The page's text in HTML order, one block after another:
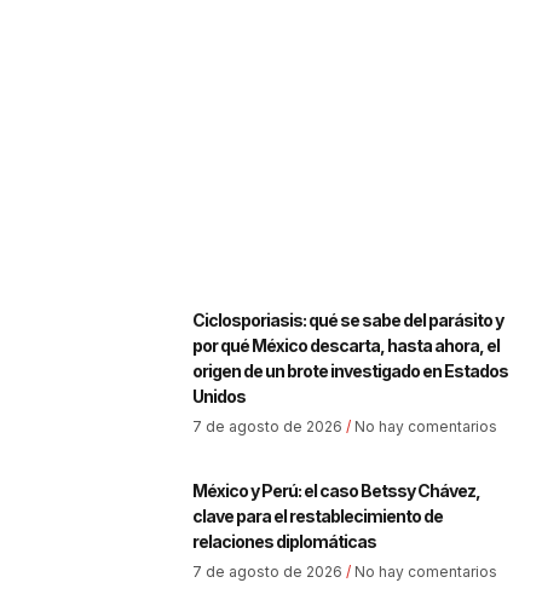
Ciclosporiasis: qué se sabe del parásito y
por qué México descarta, hasta ahora, el
origen de un brote investigado en Estados
Unidos
7 de agosto de 2026 No hay comentarios
México y Perú: el caso Betssy Chávez,
clave para el restablecimiento de
relaciones diplomáticas
7 de agosto de 2026 No hay comentarios